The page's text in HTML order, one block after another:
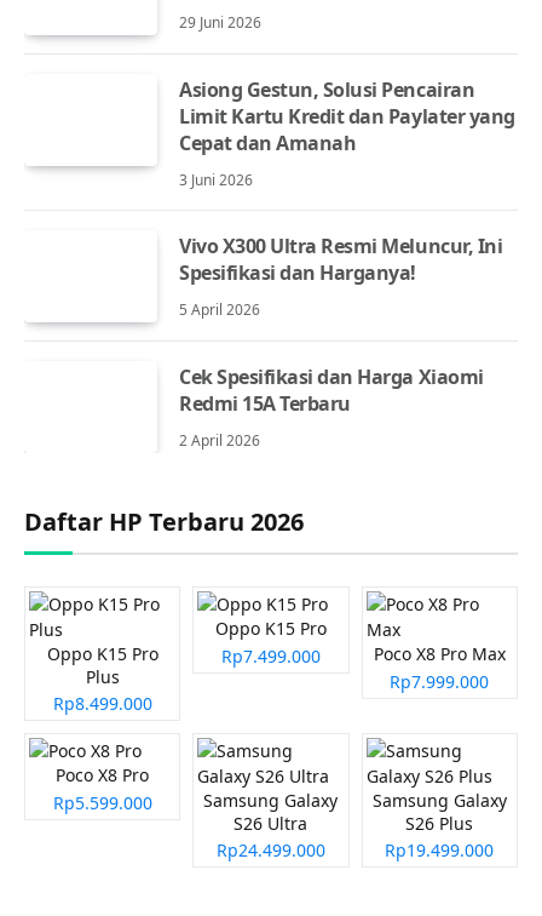
29 Juni 2026
Asiong Gestun, Solusi Pencairan
Limit Kartu Kredit dan Paylater yang
Cepat dan Amanah
3 Juni 2026
Vivo X300 Ultra Resmi Meluncur, Ini
Spesifikasi dan Harganya!
5 April 2026
Cek Spesifikasi dan Harga Xiaomi
Redmi 15A Terbaru
2 April 2026
Daftar HP Terbaru 2026
Oppo K15 Pro
Plus
Rp8.499.000
Oppo K15 Pro
Rp7.499.000
Poco X8 Pro Max
Rp7.999.000
Poco X8 Pro
Rp5.599.000
Samsung Galaxy
S26 Ultra
Rp24.499.000
Samsung Galaxy
S26 Plus
Rp19.499.000